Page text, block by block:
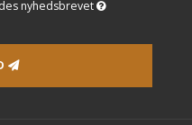
nyhedsbrevet